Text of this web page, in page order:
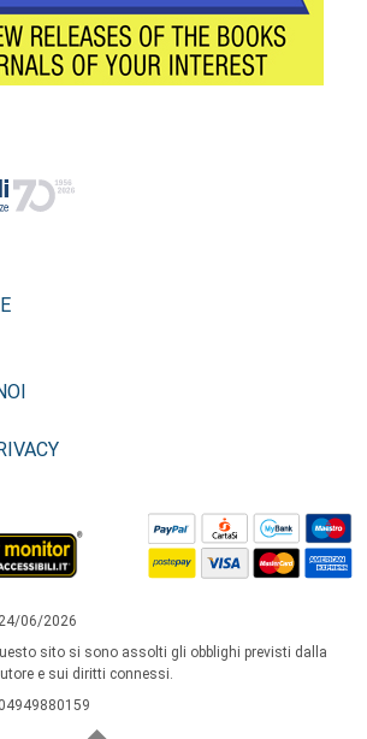
06/2026
sito si sono assolti gli obblighi previsti dalla
e sui diritti connessi.